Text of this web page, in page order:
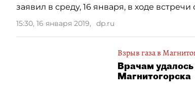
заявил в среду, 16 января, в ходе
15:30, 16 января 2019, dp.ru
Взрыв газа в
Врачам удалось
Магнитогорска